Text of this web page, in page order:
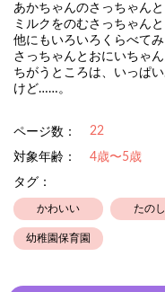
あかちゃんのさっちゃん
ミルクをのむさっちゃん
他にもいろいろくらべてみ
さっちゃんとおにいちゃん
ちがうところは、いっぱ
けど……。
ページ数： 22
対象年齢：
4歳〜5歳
タグ：
かわいい たの
幼稚園保育園